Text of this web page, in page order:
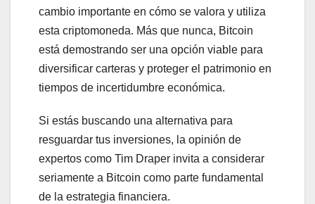
cambio importante en cómo se valora y utiliza
esta criptomoneda. Más que nunca, Bitcoin
está demostrando ser una opción viable para
diversificar carteras y proteger el patrimonio en
tiempos de incertidumbre económica.
Si estás buscando una alternativa para
resguardar tus inversiones, la opinión de
expertos como Tim Draper invita a considerar
seriamente a Bitcoin como parte fundamental
de la estrategia financiera.